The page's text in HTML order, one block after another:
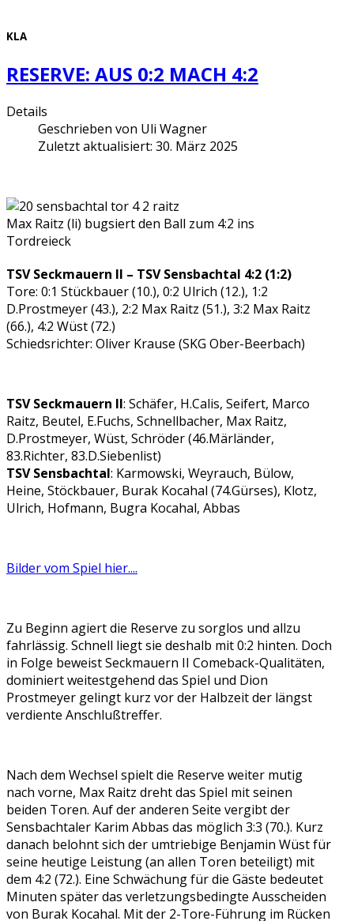
KLA
RESERVE: AUS 0:2 MACH 4:2
Details
Geschrieben von Uli Wagner
Zuletzt aktualisiert: 30. März 2025
Max Raitz (li) bugsiert den Ball zum 4:2 ins
Tordreieck
TSV Seckmauern II – TSV Sensbachtal 4:2 (1:2)
Tore: 0:1 Stückbauer (10.), 0:2 Ulrich (12.), 1:2
D.Prostmeyer (43.), 2:2 Max Raitz (51.), 3:2 Max Raitz
(66.), 4:2 Wüst (72.)
Schiedsrichter: Oliver Krause (SKG Ober-Beerbach)
TSV Seckmauern II: Schäfer, H.Calis, Seifert, Marco
Raitz, Beutel, E.Fuchs, Schnellbacher, Max Raitz,
D.Prostmeyer, Wüst, Schröder (46.Märländer,
83.Richter, 83.D.Siebenlist)
TSV Sensbachtal: Karmowski, Weyrauch, Bülow,
Heine, Stöckbauer, Burak Kocahal (74.Gürses), Klotz,
Ulrich, Hofmann, Bugra Kocahal, Abbas
Bilder vom Spiel hier....
Zu Beginn agiert die Reserve zu sorglos und allzu
fahrlässig. Schnell liegt sie deshalb mit 0:2 hinten. Doch
in Folge beweist Seckmauern II Comeback-Qualitäten,
dominiert weitestgehend das Spiel und Dion
Prostmeyer gelingt kurz vor der Halbzeit der längst
verdiente Anschlußtreffer.
Nach dem Wechsel spielt die Reserve weiter mutig
nach vorne, Max Raitz dreht das Spiel mit seinen
beiden Toren. Auf der anderen Seite vergibt der
Sensbachtaler Karim Abbas das möglich 3:3 (70.). Kurz
danach belohnt sich der umtriebige Benjamin Wüst für
seine heutige Leistung (an allen Toren beteiligt) mit
dem 4:2 (72.). Eine Schwächung für die Gäste bedeutet
Minuten später das verletzungsbedingte Ausscheiden
von Burak Kocahal. Mit der 2-Tore-Führung im Rücken